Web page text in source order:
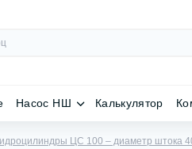
Насос НШ Калькулятор
ЦС 100 – диаметр штока